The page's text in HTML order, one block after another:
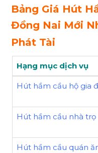
Bảng Giá Hút
Đồng Nai Mới
Phát Tài
Hạng mục dịch vụ
Hút hầm cầu hộ gia
Hút hầm cầu nhà trọ
Hút hầm cầu quán